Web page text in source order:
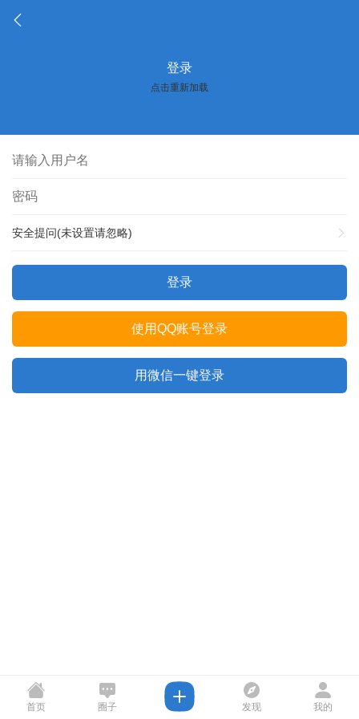
登录
点击重新加载
安全提问(未设置请忽略)
登录
使用QQ账号登录
用微信一键登录
首页 圈子 发现 我的